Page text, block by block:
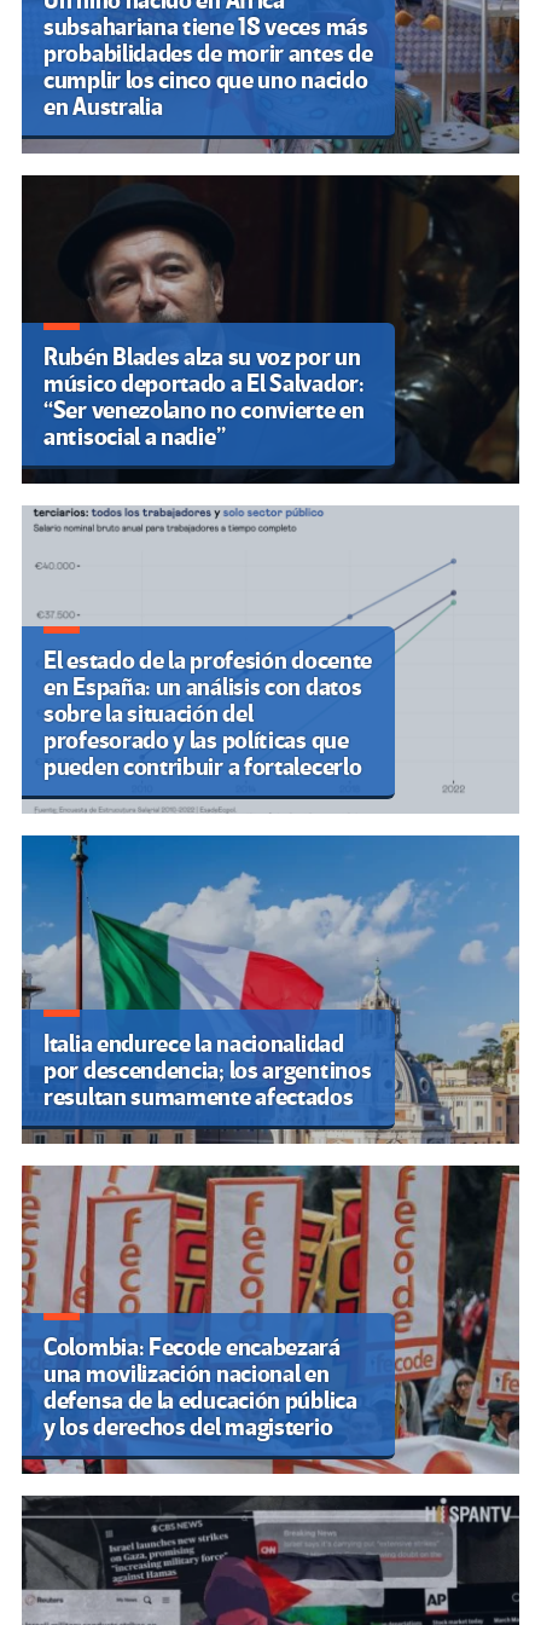
subsahariana tiene 18 veces más
probabilidades de morir antes de
cumplir los cinco que uno nacido
en Australia
Rubén Blades alza su voz por un
músico deportado a El Salvador:
“Ser venezolano no convierte en
antisocial a nadie”
El estado de la profesión docente
en España: un análisis con datos
sobre la situación del
profesorado y las políticas que
pueden contribuir a fortalecerlo
Italia endurece la nacionalidad
por descendencia; los argentinos
resultan sumamente afectados
Colombia: Fecode encabezará
una movilización nacional en
defensa de la educación pública
y los derechos del magisterio